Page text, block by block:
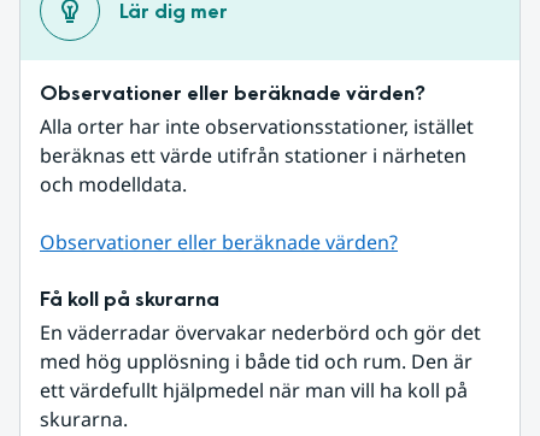
Lär dig mer
Observationer eller beräknade värden?
Alla orter har inte observationsstationer, istället
beräknas ett värde utifrån stationer i närheten
och modelldata.
Observationer eller beräknade värden?
Få koll på skurarna
En väderradar övervakar nederbörd och gör det
med hög upplösning i både tid och rum. Den är
ett värdefullt hjälpmedel när man vill ha koll på
skurarna.